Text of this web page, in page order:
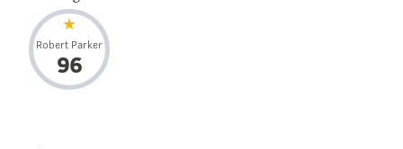
Robert Parker
96